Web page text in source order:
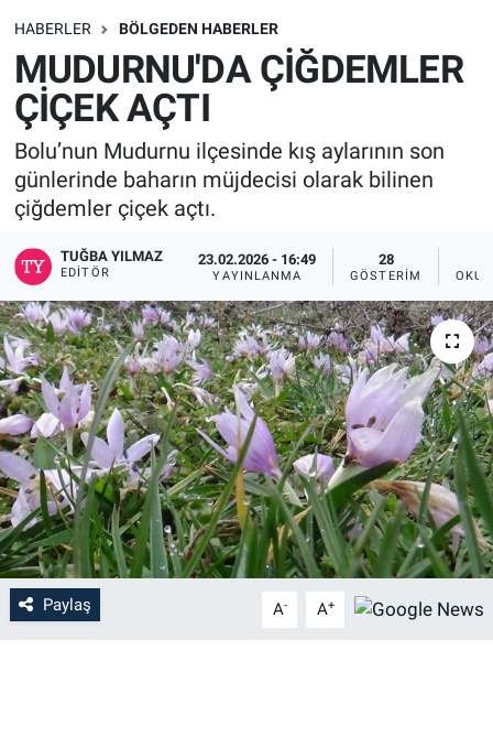
HABERLER BÖLGEDEN HABERLER
MUDURNU'DA ÇİĞDEMLER
ÇİÇEK AÇTI
Bolu’nun Mudurnu ilçesinde kış aylarının son
günlerinde baharın müjdecisi olarak bilinen
çiğdemler çiçek açtı.
TUĞBA YILMAZ
EDITÖR
23.02.2026 - 16:49
YAYINLANMA
28
GÖSTERIM
Paylaş A- A+